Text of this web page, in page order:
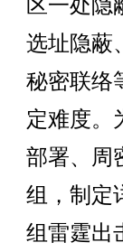
区一处隐
选址隐蔽
秘密联络
定难度。
部署、周
组，制定
组雷霆出